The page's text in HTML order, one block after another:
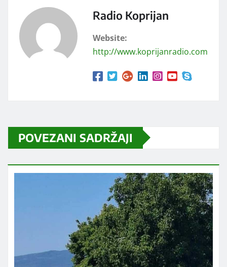
Radio Koprijan
Website:
http://www.koprijanradio.com
POVEZANI SADRŽAJI